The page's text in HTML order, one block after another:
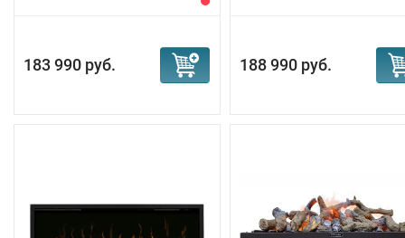
183 990 руб. 188 990 руб.